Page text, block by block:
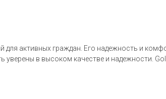
для активных граждан. Его надежность и
уверены в высоком качестве и надежности.